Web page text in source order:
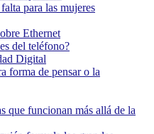
para las mujeres
Ethernet
del teléfono?
Digital
forma de pensar o la
que funcionan más allá de la